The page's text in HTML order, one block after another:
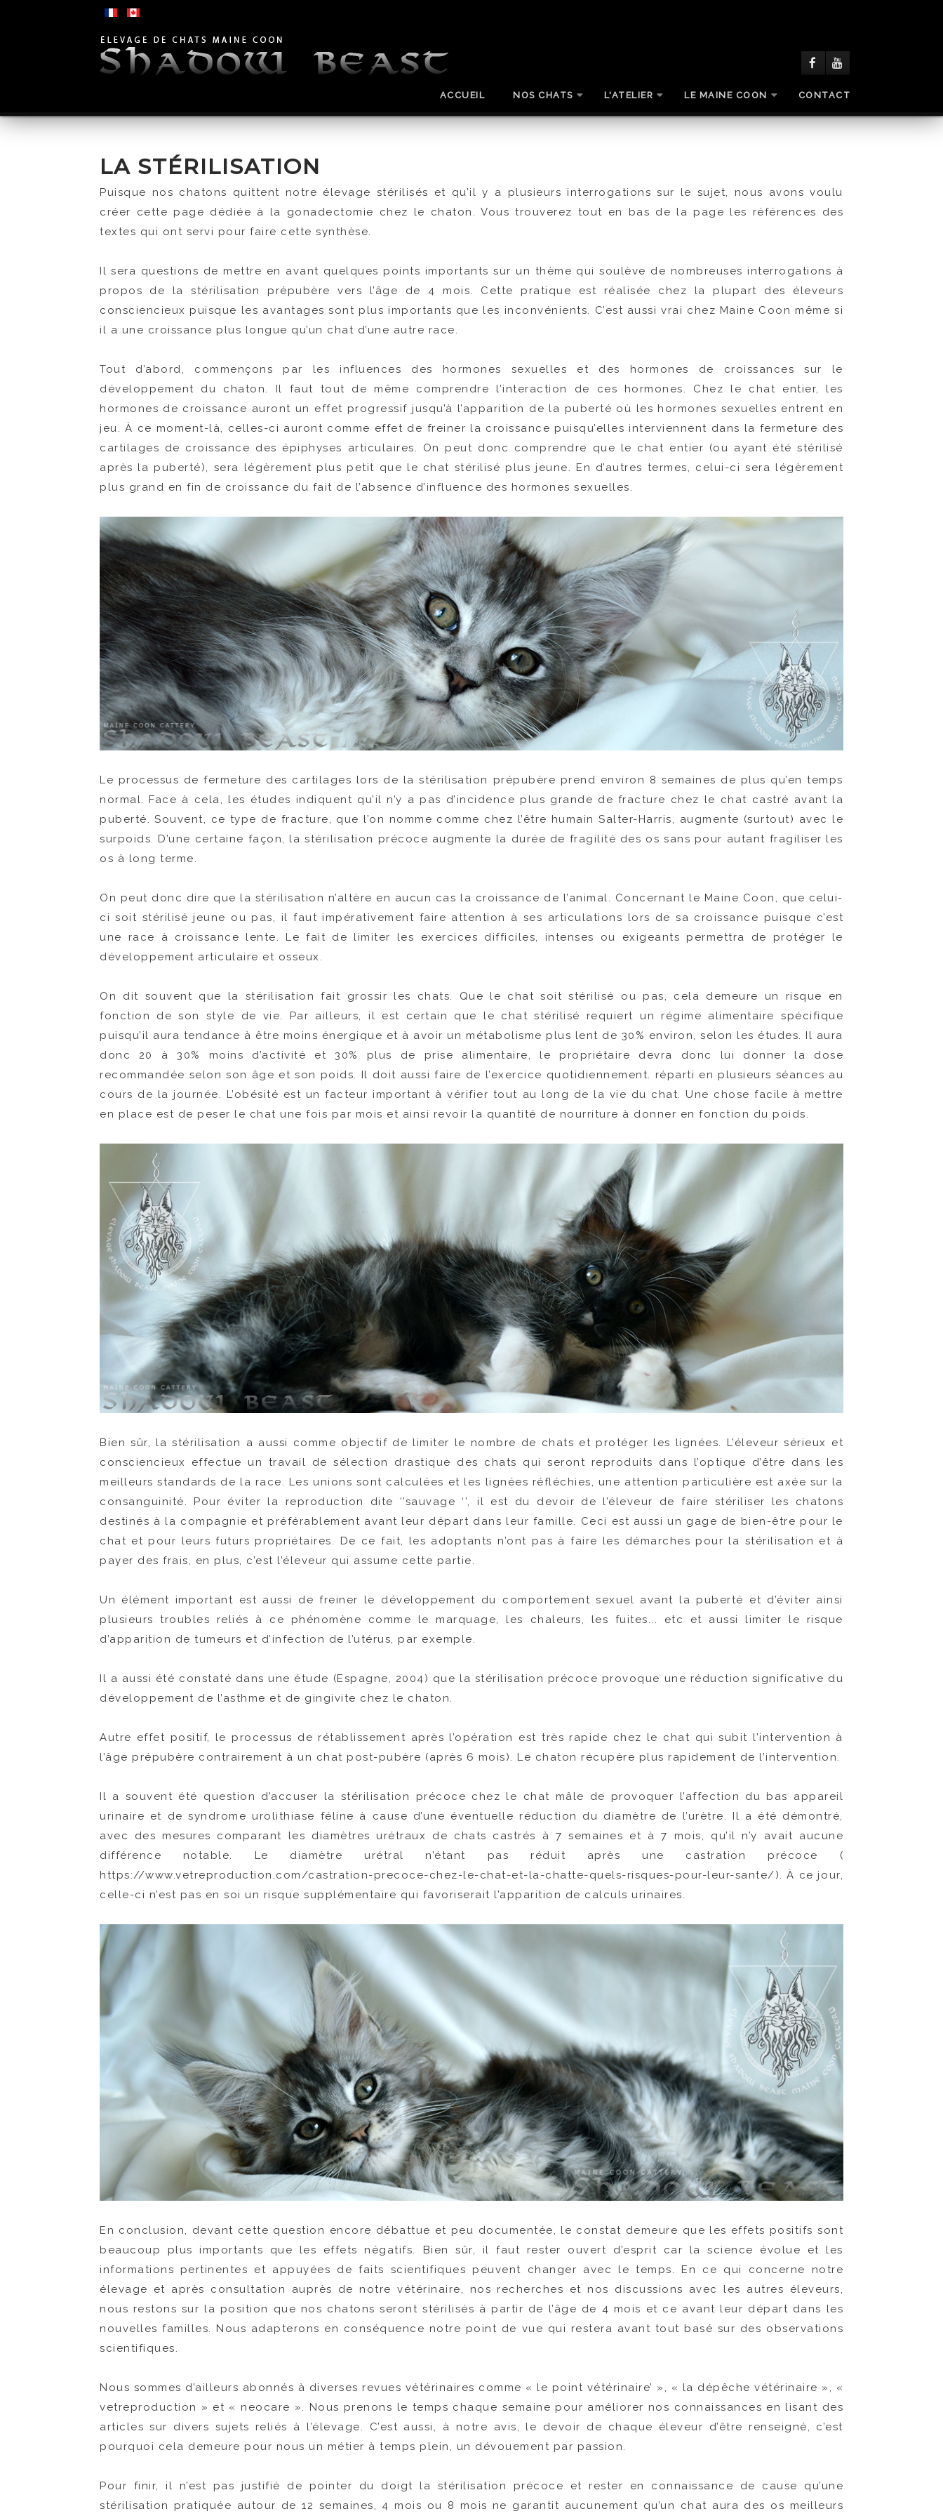
ACCUEIL NOS CHATS L'ATELIER LE MAINE COON CONTACT
LA STÉRILISATION
Puisque nos chatons quittent notre élevage stérilisés et qu’il y a plusieurs interrogations sur le sujet, nous avons voulu
créer cette page dédiée à la gonadectomie chez le chaton. Vous trouverez tout en bas de la page les références des
textes qui ont servi pour faire cette synthèse.
Il sera questions de mettre en avant quelques points importants sur un thème qui soulève de nombreuses interrogations à
propos de la stérilisation prépubère vers l’âge de 4 mois. Cette pratique est réalisée chez la plupart des éleveurs
consciencieux puisque les avantages sont plus importants que les inconvénients. C’est aussi vrai chez Maine Coon même si
il a une croissance plus longue qu’un chat d’une autre race.
Tout d’abord, commençons par les influences des hormones sexuelles et des hormones de croissances sur le
développement du chaton. Il faut tout de même comprendre l’interaction de ces hormones. Chez le chat entier, les
hormones de croissance auront un effet progressif jusqu’à l’apparition de la puberté où les hormones sexuelles entrent en
jeu. À ce moment-là, celles-ci auront comme effet de freiner la croissance puisqu’elles interviennent dans la fermeture des
cartilages de croissance des épiphyses articulaires. On peut donc comprendre que le chat entier (ou ayant été stérilisé
après la puberté), sera légèrement plus petit que le chat stérilisé plus jeune. En d’autres termes, celui-ci sera légèrement
plus grand en fin de croissance du fait de l’absence d’influence des hormones sexuelles.
Le processus de fermeture des cartilages lors de la stérilisation prépubère prend environ 8 semaines de plus qu’en temps
normal. Face à cela, les études indiquent qu’il n’y a pas d’incidence plus grande de fracture chez le chat castré avant la
puberté. Souvent, ce type de fracture, que l’on nomme comme chez l’être humain Salter-Harris, augmente (surtout) avec le
surpoids. D’une certaine façon, la stérilisation précoce augmente la durée de fragilité des os sans pour autant fragiliser les
os à long terme.
On peut donc dire que la stérilisation n’altère en aucun cas la croissance de l’animal. Concernant le Maine Coon, que celui-
ci soit stérilisé jeune ou pas, il faut impérativement faire attention à ses articulations lors de sa croissance puisque c’est
une race à croissance lente. Le fait de limiter les exercices difficiles, intenses ou exigeants permettra de protéger le
développement articulaire et osseux.
On dit souvent que la stérilisation fait grossir les chats. Que le chat soit stérilisé ou pas, cela demeure un risque en
fonction de son style de vie. Par ailleurs, il est certain que le chat stérilisé requiert un régime alimentaire spécifique
puisqu’il aura tendance à être moins énergique et à avoir un métabolisme plus lent de 30% environ, selon les études. Il aura
donc 20 à 30% moins d’activité et 30% plus de prise alimentaire, le propriétaire devra donc lui donner la dose
recommandée selon son âge et son poids. Il doit aussi faire de l’exercice quotidiennement. réparti en plusieurs séances au
cours de la journée. L’obésité est un facteur important à vérifier tout au long de la vie du chat. Une chose facile à mettre
en place est de peser le chat une fois par mois et ainsi revoir la quantité de nourriture à donner en fonction du poids.
Bien sûr, la stérilisation a aussi comme objectif de limiter le nombre de chats et protéger les lignées. L’éleveur sérieux et
consciencieux effectue un travail de sélection drastique des chats qui seront reproduits dans l’optique d’être dans les
meilleurs standards de la race. Les unions sont calculées et les lignées réfléchies, une attention particulière est axée sur la
consanguinité. Pour éviter la reproduction dite ‘’sauvage ‘’, il est du devoir de l’éleveur de faire stériliser les chatons
destinés à la compagnie et préférablement avant leur départ dans leur famille. Ceci est aussi un gage de bien-être pour le
chat et pour leurs futurs propriétaires. De ce fait, les adoptants n’ont pas à faire les démarches pour la stérilisation et à
payer des frais, en plus, c’est l’éleveur qui assume cette partie.
Un élément important est aussi de freiner le développement du comportement sexuel avant la puberté et d’éviter ainsi
plusieurs troubles reliés à ce phénomène comme le marquage, les chaleurs, les fuites... etc et aussi limiter le risque
d’apparition de tumeurs et d’infection de l’utérus, par exemple.
Il a aussi été constaté dans une étude (Espagne, 2004) que la stérilisation précoce provoque une réduction significative du
développement de l’asthme et de gingivite chez le chaton.
Autre effet positif, le processus de rétablissement après l’opération est très rapide chez le chat qui subit l’intervention à
l’âge prépubère contrairement à un chat post-pubère (après 6 mois). Le chaton récupère plus rapidement de l’intervention.
Il a souvent été question d’accuser la stérilisation précoce chez le chat mâle de provoquer l’affection du bas appareil
urinaire et de syndrome urolithiase féline à cause d’une éventuelle réduction du diamètre de l’urètre. Il a été démontré,
avec des mesures comparant les diamètres urétraux de chats castrés à 7 semaines et à 7 mois, qu’il n’y avait aucune
différence notable. Le diamètre urétral n’étant pas réduit après une castration précoce (
https://www.vetreproduction.com/castration-precoce-chez-le-chat-et-la-chatte-quels-risques-pour-leur-sante/). À ce jour,
celle-ci n’est pas en soi un risque supplémentaire qui favoriserait l’apparition de calculs urinaires.
En conclusion, devant cette question encore débattue et peu documentée, le constat demeure que les effets positifs sont
beaucoup plus importants que les effets négatifs. Bien sûr, il faut rester ouvert d’esprit car la science évolue et les
informations pertinentes et appuyées de faits scientifiques peuvent changer avec le temps. En ce qui concerne notre
élevage et après consultation auprès de notre vétérinaire, nos recherches et nos discussions avec les autres éleveurs,
nous restons sur la position que nos chatons seront stérilisés à partir de l’âge de 4 mois et ce avant leur départ dans les
nouvelles familles. Nous adapterons en conséquence notre point de vue qui restera avant tout basé sur des observations
scientifiques.
Nous sommes d’ailleurs abonnés à diverses revues vétérinaires comme « le point vétérinaire’ », « la dépêche vétérinaire », «
vetreproduction » et « neocare ». Nous prenons le temps chaque semaine pour améliorer nos connaissances en lisant des
articles sur divers sujets reliés à l’élevage. C’est aussi, à notre avis, le devoir de chaque éleveur d’être renseigné, c’est
pourquoi cela demeure pour nous un métier à temps plein, un dévouement par passion.
Pour finir, il n’est pas justifié de pointer du doigt la stérilisation précoce et rester en connaissance de cause qu’une
stérilisation pratiquée autour de 12 semaines, 4 mois ou 8 mois ne garantit aucunement qu’un chat aura des os meilleurs